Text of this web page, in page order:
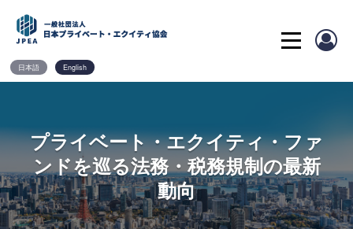
content
日本語 English
プライベート・エクイティ・ファ
ンドを巡る法務・税務規制の最新
動向